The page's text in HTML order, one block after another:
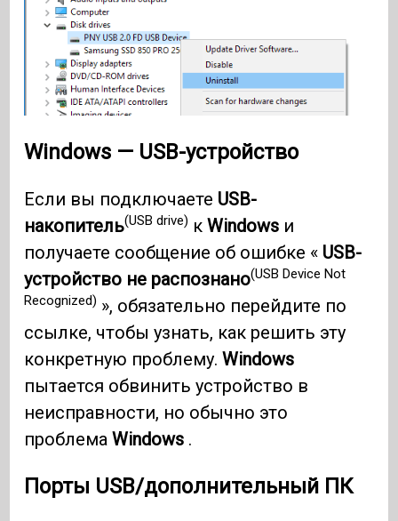
Windows — USB-устройство
Если вы подключаете USB-
накопитель(USB drive) кWindows и
получаете сообщение об ошибке « USB-
устройство не распознано(USB Device Not
Recognized) », обязательно перейдите по
ссылке, чтобы узнать, как решить эту
конкретную проблему.Windows
пытается обвинить устройство в
неисправности, но обычно это
проблемаWindows .
Порты USB/дополнительный ПК